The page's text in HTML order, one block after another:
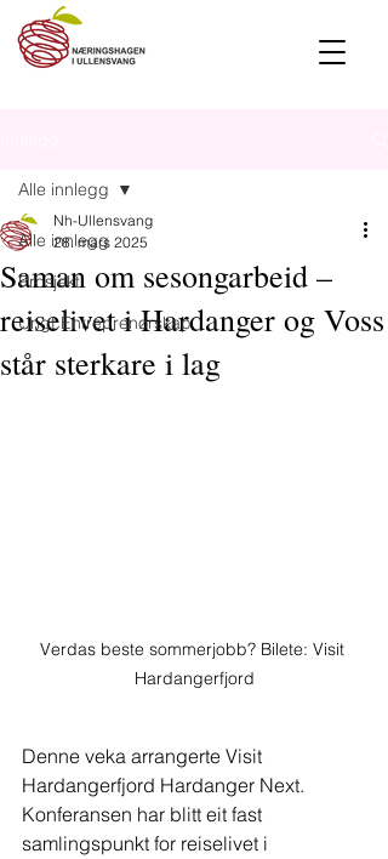
Alle innlegg
Prosjekt
Ungt Entreprenørskap
Alle innlegg
Saman om sesongarbeid –
reiselivet i Hardanger og Voss
står sterkare i lag
Nh-Ullensvang
28. mars 2025
Verdas beste sommerjobb? Bilete: Visit
Hardangerfjord
Denne veka arrangerte Visit
Hardangerfjord Hardanger Next.
Konferansen har blitt eit fast
samlingspunkt for reiselivet i